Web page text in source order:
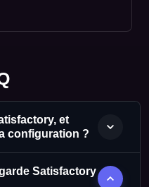
et
configuration ?
Satisfactory